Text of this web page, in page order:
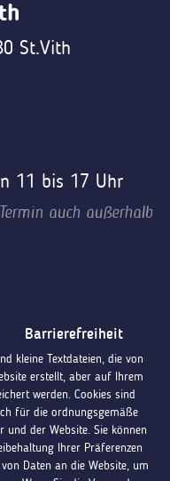
St.Vith
11 bis 17 Uhr
auch außerhalb
Barrierefreiheit
kleine Textdateien, die von
erstellt, aber auf Ihrem
werden. Cookies sind
für die ordnungsgemäße
und der Website. Sie können
Ihrer Präferenzen
Daten an die Website, um